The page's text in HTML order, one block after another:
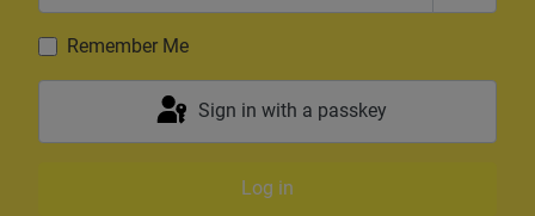
Show
Remember Me
Sign in with a passkey
Log in